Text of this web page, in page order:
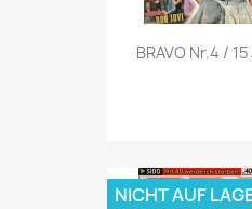

BRAVO Nr.4 /
NICHT AUF